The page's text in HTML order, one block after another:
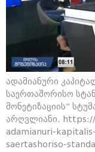
ადამიანური
საერთაშორისო
მონეტიზაციის”
არღვლიანი.
adamianuri-
saertashoriso-